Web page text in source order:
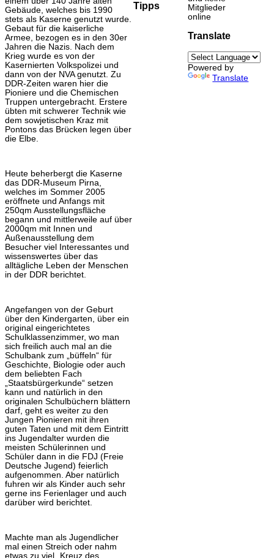
Gebäude, welches bis 1990
stets als Kaserne genutzt wurde.
Gebaut für die kaiserliche
Armee, bezogen es in den 30er
Jahren die Nazis. Nach dem
Krieg wurde es von der
Kasernierten Volkspolizei und
dann von der NVA genutzt. Zu
DDR-Zeiten waren hier die
Pioniere und die Chemischen
Truppen untergebracht. Erstere
übten mit schwerer Technik wie
dem sowjetischen Kraz mit
Pontons das Brücken legen über
die Elbe.
Heute beherbergt die Kaserne
das DDR-Museum Pirna,
welches im Sommer 2005
eröffnete und Anfangs mit
250qm Ausstellungsfläche
begann und mittlerweile auf über
2000qm mit Innen und
Außenausstellung dem
Besucher viel Interessantes und
wissenswertes über das
alltägliche Leben der Menschen
in der DDR berichtet.
Angefangen von der Geburt
über den Kindergarten, über ein
original eingerichtetes
Schulklassenzimmer, wo man
sich freilich auch mal an die
Schulbank zum „büffeln“ für
Geschichte, Biologie oder auch
dem beliebten Fach
„Staatsbürgerkunde“ setzen
kann und natürlich in den
originalen Schulbüchern blättern
darf, geht es weiter zu den
Jungen Pionieren mit ihren
guten Taten und mit dem Eintritt
ins Jugendalter wurden die
meisten Schülerinnen und
Schüler dann in die FDJ (Freie
Deutsche Jugend) feierlich
aufgenommen. Aber natürlich
fuhren wir als Kinder auch sehr
gerne ins Ferienlager und auch
darüber wird berichtet.
Machte man als Jugendlicher
mal einen Streich oder nahm
etwas zu viel „Kreuz des
Tipps
Mitglieder
online
Translate
Powered by
Translate